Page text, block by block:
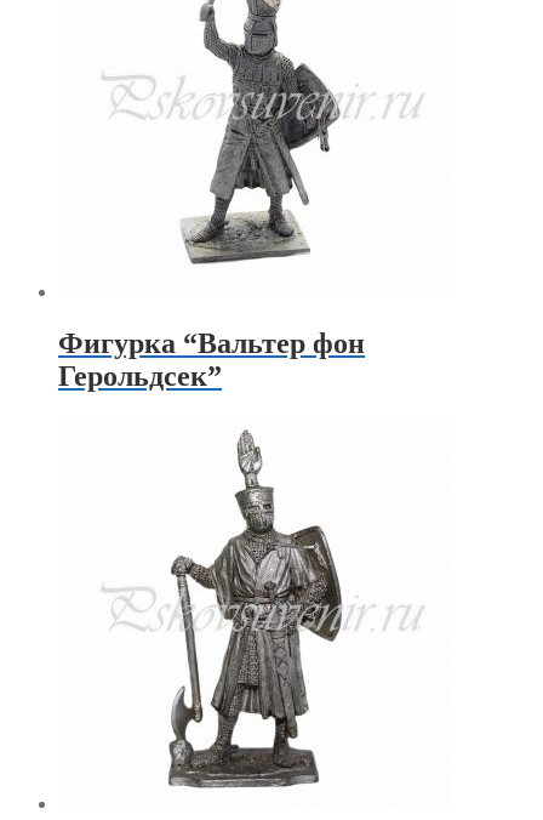
Фигурка “Вальтер фон
Герольдсек”